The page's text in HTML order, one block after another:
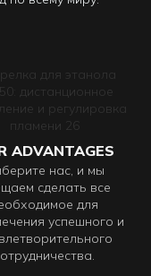
ADVANTAGES
нас, и мы
сделать все
для
успешного и